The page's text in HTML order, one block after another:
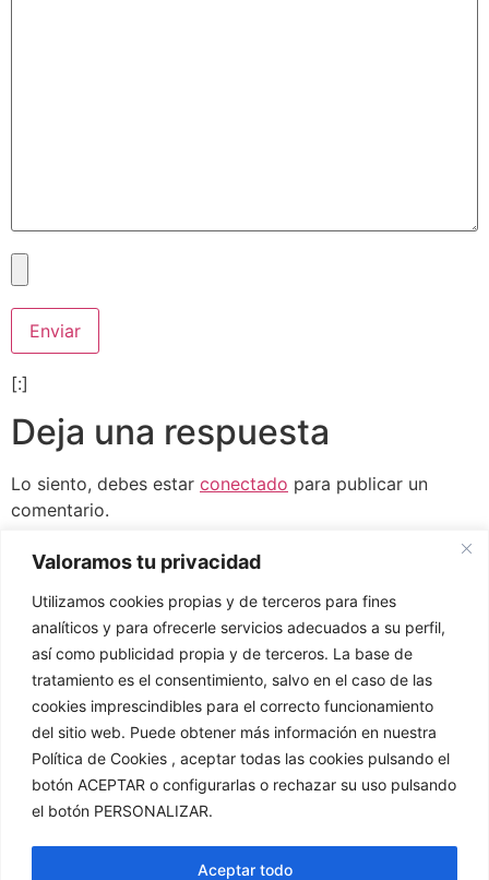
Valoramos tu privacidad
Utilizamos cookies propias y de terceros para fines
analíticos y para ofrecerle servicios adecuados a su perfil,
así como publicidad propia y de terceros. La base de
tratamiento es el consentimiento, salvo en el caso de las
cookies imprescindibles para el correcto funcionamiento
del sitio web. Puede obtener más información en nuestra
Política de Cookies , aceptar todas las cookies pulsando el
botón ACEPTAR o configurarlas o rechazar su uso pulsando
el botón PERSONALIZAR.
Aceptar todo
[:]
Deja una respuesta
Lo siento, debes estar conectado para publicar un
comentario.
Exmo. Ayuntamiento de Alcalá la Real (Jaén)©2023.
Todos los derechos reservados.
Ayuntamiento Alcalá la Real